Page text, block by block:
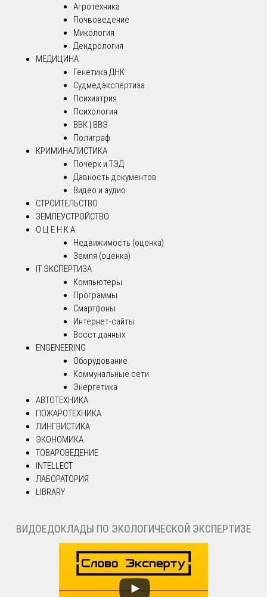
Агротехника
Почвоведение
Микология
Дендрология
МЕДИЦИНА
Генетика ДНК
Судмедэкспертиза
Психиатрия
Психология
ВВК | ВВЭ
Полиграф
КРИМИНАЛИСТИКА
Почерк и ТЭД
Давность документов
Видео и аудио
СТРОИТЕЛЬСТВО
ЗЕМЛЕУСТРОЙСТВО
О Ц Е Н К А
Недвижимость (оценка)
Земля (оценка)
IT ЭКСПЕРТИЗА
Компьютеры
Программы
Смартфоны
Интернет-сайты
Восст.данных
ENGENEERING
Оборудование
Коммунальные сети
Энергетика
АВТОТЕХНИКА
ПОЖАРОТЕХНИКА
ЛИНГВИСТИКА
ЭКОНОМИКА
ТОВАРОВЕДЕНИЕ
INTELLECT
ЛАБОРАТОРИЯ
LIBRARY
ВИДОЕДОКЛАДЫ ПО ЭКОЛОГИЧЕСКОЙ ЭКСПЕРТИЗЕ